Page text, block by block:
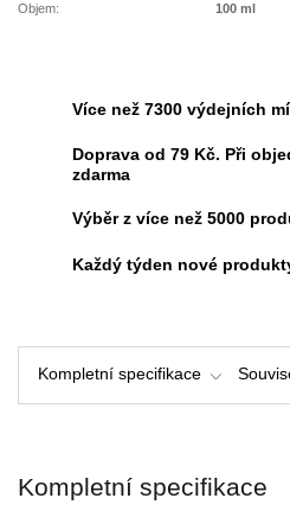
Objem:
100 ml
Více než 7300 výdejních
Doprava od 79 Kč. Při
zdarma
Výběr z více než 5000
Každý týden nové
Kompletní specifikace
Kompletní specifikace